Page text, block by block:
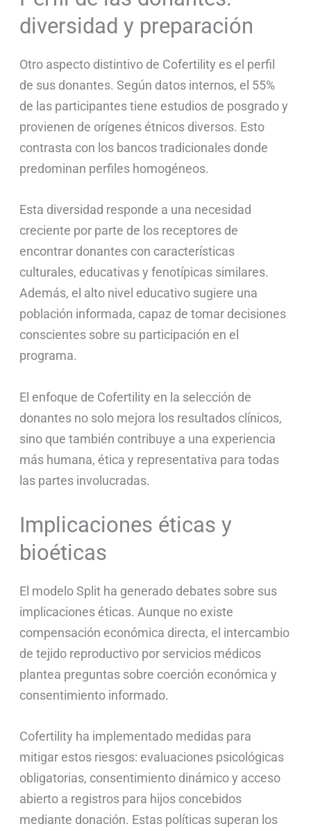
diversidad y preparación
Otro aspecto distintivo de Cofertility es el perfil
de sus donantes. Según datos internos, el 55%
de las participantes tiene estudios de posgrado y
provienen de orígenes étnicos diversos. Esto
contrasta con los bancos tradicionales donde
predominan perfiles homogéneos.
Esta diversidad responde a una necesidad
creciente por parte de los receptores de
encontrar donantes con características
culturales, educativas y fenotípicas similares.
Además, el alto nivel educativo sugiere una
población informada, capaz de tomar decisiones
conscientes sobre su participación en el
programa.
El enfoque de Cofertility en la selección de
donantes no solo mejora los resultados clínicos,
sino que también contribuye a una experiencia
más humana, ética y representativa para todas
las partes involucradas.
Implicaciones éticas y
bioéticas
El modelo Split ha generado debates sobre sus
implicaciones éticas. Aunque no existe
compensación económica directa, el intercambio
de tejido reproductivo por servicios médicos
plantea preguntas sobre coerción económica y
consentimiento informado.
Cofertility ha implementado medidas para
mitigar estos riesgos: evaluaciones psicológicas
obligatorias, consentimiento dinámico y acceso
abierto a registros para hijos concebidos
mediante donación. Estas políticas superan los